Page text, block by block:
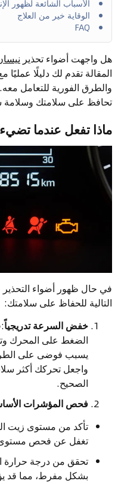
الأسباب الشائعة لظهور
الوقاية خير من العلاج
FAQ
هل واجهت أضواء تحذير
المقالة تقدم لك دليلًا
والطرق الفورية للتعامل
تحافظ على سلامتك وسلامة
ماذا تفعل عندما تضيء
في حال ظهور أضواء
التالية للحفاظ على سلامتك:
خفض السرعة تدريجياً
الضغط على المحرك
يسبب فوضى على
واجعل تحركك أكثر
الصحيح.
فحص المؤشرات
تأكد من مستوى زيت
تغفل عن فحص مستوى
تحقق من درجة حرارة
بشكل مفرط، مما قد